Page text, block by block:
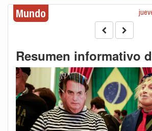
Mundo
Resumen informativo